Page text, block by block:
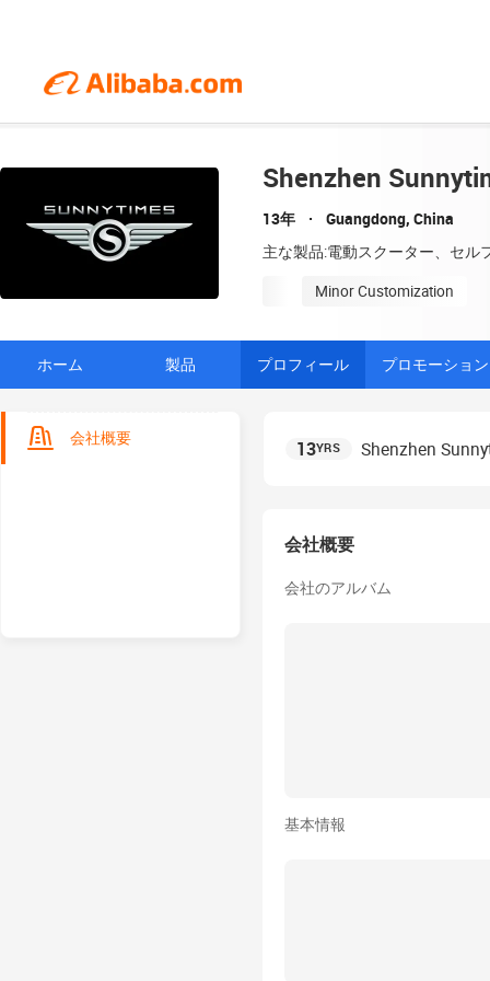
Shenzhen
13年 Guangdong, China
主な製品:電動スクーター、セル
Minor Customization
ホーム 製品 プロフィール プロモーション
会社概要 13YRS Shenzhen
会社概要
会社のアルバム
基本情報